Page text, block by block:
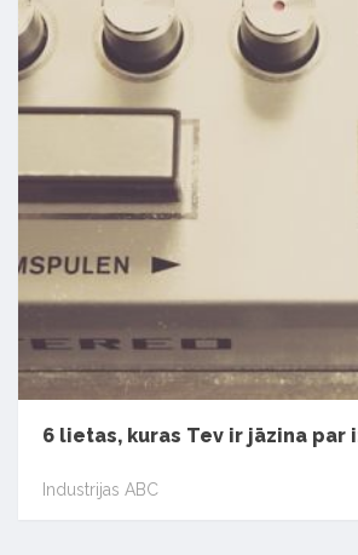
6 lietas, kuras Tev ir jāzina
Industrijas ABC